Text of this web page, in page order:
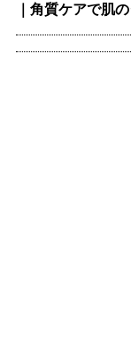
｜角質ケアで肌